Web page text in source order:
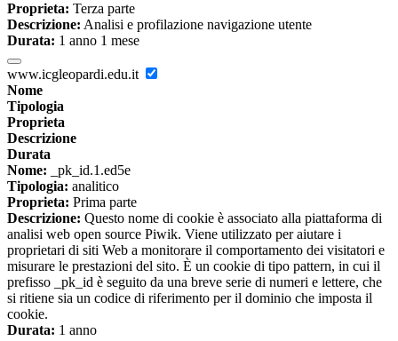
Proprieta: Terza parte
Descrizione: Analisi e profilazione navigazione utente
Durata: 1 anno 1 mese
www.icgleopardi.edu.it
Nome
Tipologia
Proprieta
Descrizione
Durata
Nome: _pk_id.1.ed5e
Tipologia: analitico
Proprieta: Prima parte
Descrizione: Questo nome di cookie è associato alla piattaforma di
analisi web open source Piwik. Viene utilizzato per aiutare i
proprietari di siti Web a monitorare il comportamento dei visitatori e
misurare le prestazioni del sito. È un cookie di tipo pattern, in cui il
prefisso _pk_id è seguito da una breve serie di numeri e lettere, che
si ritiene sia un codice di riferimento per il dominio che imposta il
cookie.
Durata: 1 anno